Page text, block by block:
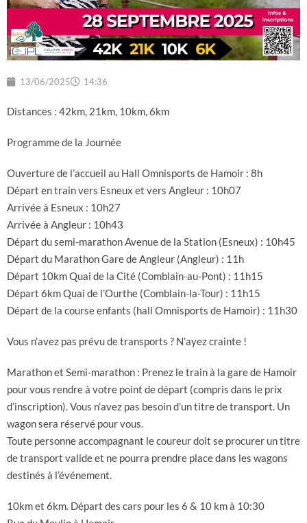
13/06/2025 14:36
Distances : 42km, 21km, 10km, 6km
Programme de la Journée
Ouverture de l’accueil au Hall Omnisports de Hamoir : 8h
Départ en train vers Esneux et vers Angleur : 10h07
Arrivée à Esneux : 10h27
Arrivée à Angleur : 10h43
Départ du semi-marathon Avenue de la Station (Esneux) : 10h45
Départ du Marathon Gare de Angleur (Angleur) : 11h
Départ 10km Quai de la Cité (Comblain-au-Pont) : 11h15
Départ 6km Quai de l’Ourthe (Comblain-la-Tour) : 11h15
Départ de la course enfants (hall Omnisports de Hamoir) : 11h30
Vous n’avez pas prévu de transports ? N’ayez crainte !
Marathon et Semi-marathon : Prenez le train à la gare de Hamoir
pour vous rendre à votre point de départ (compris dans le prix
d’inscription). Vous n’avez pas besoin d’un titre de transport. Un
wagon sera réservé pour vous.
Toute personne accompagnant le coureur doit se procurer un titre
de transport valide et ne pourra prendre place dans les wagons
destinés à l’événement.
10km et 6km. Départ des cars pour les 6 & 10 km à 10:30